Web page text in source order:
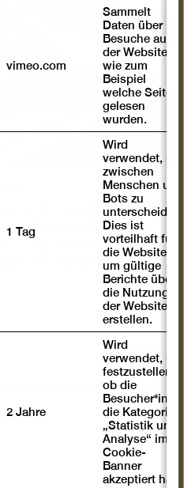
Frühjahr 2015 nähert
in enger Kooperation mit
Sehbehindertenverband
Nach
oben
vimeo.com
Sammelt
Daten über
Besuche auf
der Website,
wie zum
Beispiel
welche Seiten
gelesen
wurden.
1 Tag
Wird
verwendet, um
zwischen
Menschen und
Bots zu
unterscheiden.
Dies ist
vorteilhaft für
die Website,
um gültige
Berichte über
die Nutzung
der Website zu
erstellen.
2 Jahre
Wird
verwendet, um
festzustellen ,
ob die
Besucher*in
die Kategorie
„Statistik und
Analyse“ im
Cookie-
Banner
akzeptiert hat